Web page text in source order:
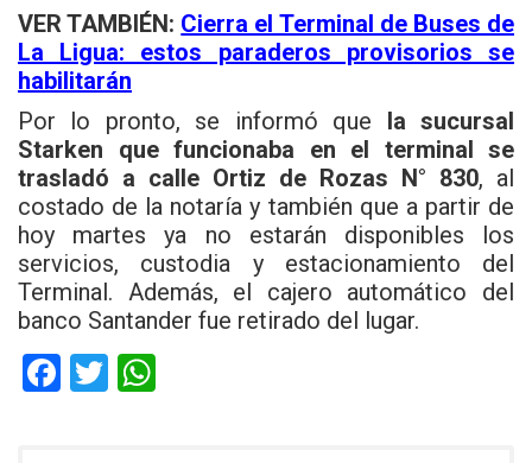
VER TAMBIÉN: Cierra el Terminal de Buses de
La Ligua: estos paraderos provisorios se
habilitarán
Por lo pronto, se informó que la sucursal
Starken que funcionaba en el terminal se
trasladó a calle Ortiz de Rozas N° 830, al
costado de la notaría y también que a partir de
hoy martes ya no estarán disponibles los
servicios, custodia y estacionamiento del
Terminal. Además, el cajero automático del
banco Santander fue retirado del lugar.
F
T